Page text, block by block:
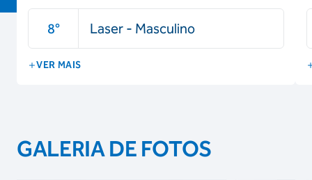
8° Laser - Masculino
VER MAIS
GALERIA DE FOTOS